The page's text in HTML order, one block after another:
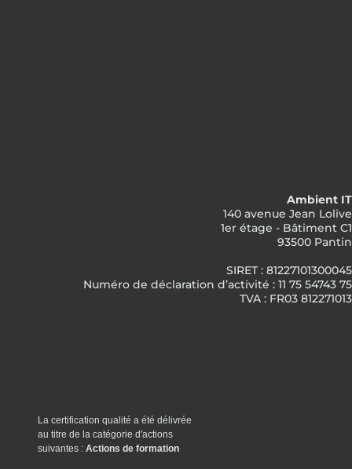
Ambient IT
140 avenue Jean Lolive
1er étage - Bâtiment C1
93500 Pantin
SIRET : 81227101300045
Numéro de déclaration d’activité : 11 75 54743 75
TVA : FR03 812271013
La certification qualité a été délivrée
au titre de la catégorie d'actions
suivantes : Actions de formation